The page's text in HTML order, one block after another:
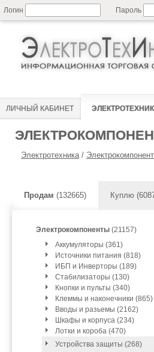
Логин Пароль
ЛИЧНЫЙ КАБИНЕТ
Электротехника/
Продам (132665) Куплю
Электрокомпоненты (21157)
Аккумуляторы (361)
Источники питания (818)
ИБП и Инверторы (189)
Стабилизаторы (130)
Кнопки и пульты (340)
Клеммы и наконечники (865)
Вводы и разьемы (2162)
Шкафы и корпуса (234)
Лотки и короба (470)
Устройства защиты (268)